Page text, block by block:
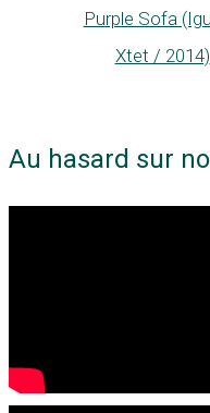
Purple Sofa
Xtet / 2014)
Au hasard sur